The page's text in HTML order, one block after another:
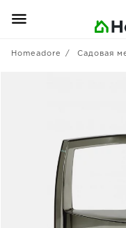
Homeadore Садовая